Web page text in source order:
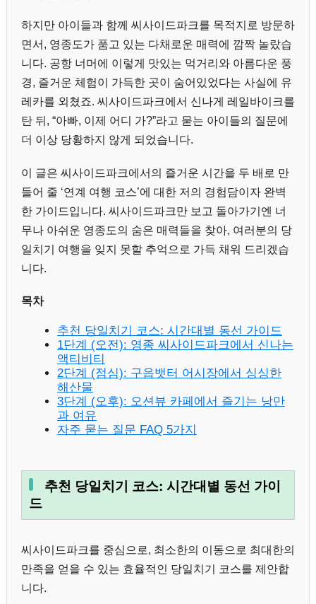
하지만 아이들과 함께 씨사이드파크를 목적지로 방문하
면서, 영종도가 품고 있는 다채로운 매력에 깜짝 놀랐습
니다. 공항 너머에 이렇게 맛있는 먹거리와 아름다운 풍
경, 즐거운 체험이 가득한 곳이 숨어있었다는 사실에 유
레카를 외쳤죠. 씨사이드파크에서 신나게 레일바이크를
탄 뒤, “아빠, 이제 어디 가?”라고 묻는 아이들의 질문에
더 이상 당황하지 않게 되었습니다.
이 글은 씨사이드파크에서의 즐거운 시간을 두 배로 만
들어 줄 ‘연계 여행 코스’에 대한 저의 경험담이자 완벽
한 가이드입니다. 씨사이드파크만 보고 돌아가기엔 너
무나 아쉬운 영종도의 숨은 매력들을 찾아, 여러분의 당
일치기 여행을 잊지 못할 추억으로 가득 채워 드리겠습
니다.
목차
추천 당일치기 코스: 시간대별 동선 가이드
1단계 (오전): 영종 씨사이드파크에서 신나는
액티비티
2단계 (점심): 구읍뱃터 어시장에서 싱싱한
해산물
3단계 (오후): 오션뷰 카페에서 즐기는 낭만
과 여유
자주 묻는 질문 FAQ 5가지
추천 당일치기 코스: 시간대별 동선 가이
드
씨사이드파크를 중심으로, 최소한의 이동으로 최대한의
만족을 얻을 수 있는 효율적인 당일치기 코스를 제안합
니다.